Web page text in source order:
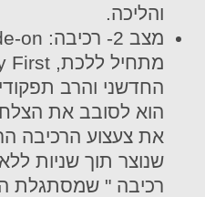
והליכה.
החדשני והרב
הוא לסובב את
את צעצוע הרכיבה
שנוצר תוך שניות
רכיבה " שמסתגלת